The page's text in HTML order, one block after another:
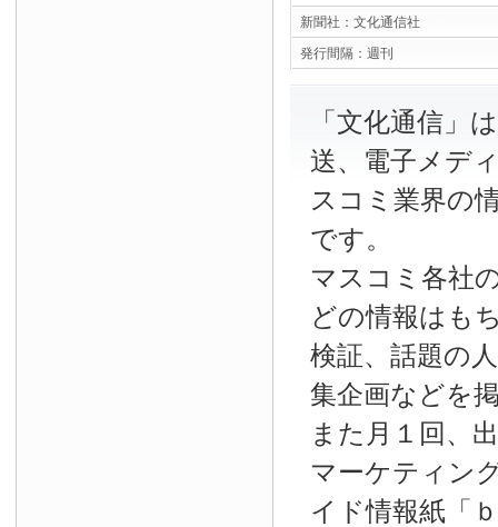
新聞社： 文化通信社
発行間隔： 週刊
「文化通信」
送、電子メデ
スコミ業界の
です。
マスコミ各社
どの情報はも
検証、話題の
集企画などを
また月１回、
マーケティン
イド情報紙「